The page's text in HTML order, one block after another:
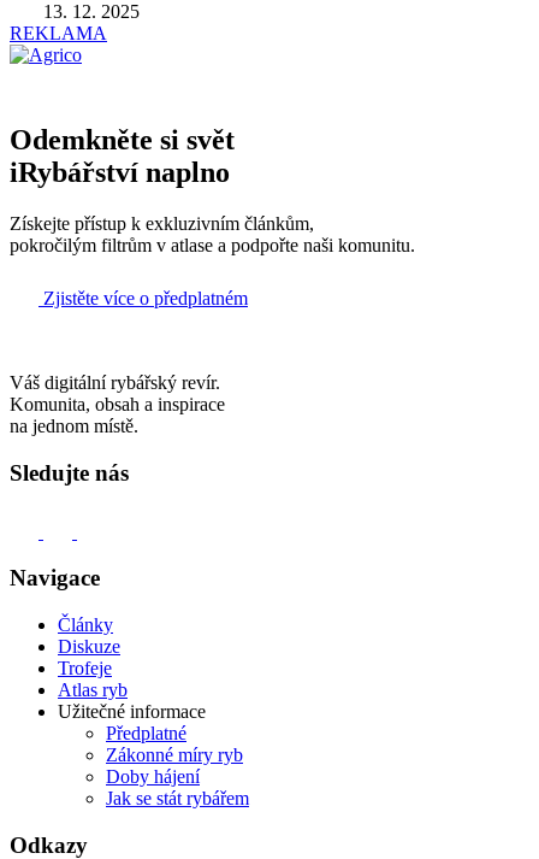
13. 12. 2025
REKLAMA
Odemkněte si svět
iRybářství naplno
Získejte přístup k exkluzivním článkům,
pokročilým filtrům v atlase a podpořte naši komunitu.
Zjistěte více o předplatném
Váš digitální rybářský revír.
Komunita, obsah a inspirace
na jednom místě.
Sledujte nás
Navigace
Články
Diskuze
Trofeje
Atlas ryb
Užitečné informace
Předplatné
Zákonné míry ryb
Doby hájení
Jak se stát rybářem
Odkazy